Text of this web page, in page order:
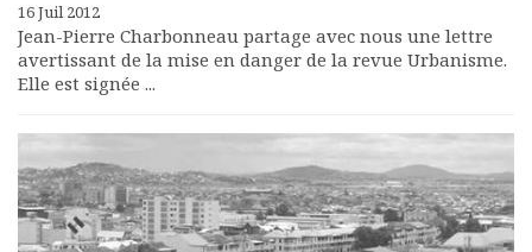
16 Juil 2012
Jean-Pierre Charbonneau partage avec nous une lettre
avertissant de la mise en danger de la revue Urbanisme.
Elle est signée ...